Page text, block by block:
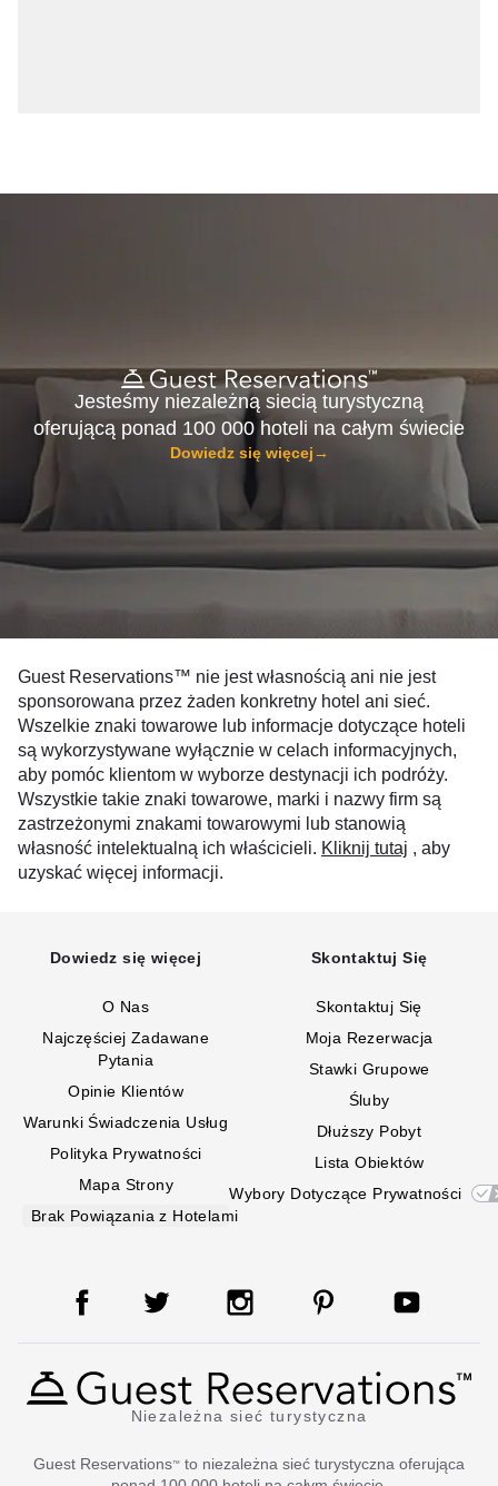
Jesteśmy niezależną siecią turystyczną
oferującą ponad 100 000 hoteli na całym świecie
Dowiedz się więcej→
Guest Reservations™ nie jest własnością ani nie jest
sponsorowana przez żaden konkretny hotel ani sieć.
Wszelkie znaki towarowe lub informacje dotyczące hoteli
są wykorzystywane wyłącznie w celach informacyjnych,
aby pomóc klientom w wyborze destynacji ich podróży.
Wszystkie takie znaki towarowe, marki i nazwy firm są
zastrzeżonymi znakami towarowymi lub stanowią
własność intelektualną ich właścicieli. Kliknij tutaj , aby
uzyskać więcej informacji.
Dowiedz się więcej
O Nas
Najczęściej Zadawane
Pytania
Opinie Klientów
Warunki Świadczenia Usług
Polityka Prywatności
Mapa Strony
Brak Powiązania z Hotelami
Skontaktuj Się
Skontaktuj Się
Moja Rezerwacja
Stawki Grupowe
Śluby
Dłuższy Pobyt
Lista Obiektów
Wybory Dotyczące Prywatności
Niezależna sieć turystyczna
Guest Reservations™ to niezależna sieć turystyczna oferująca